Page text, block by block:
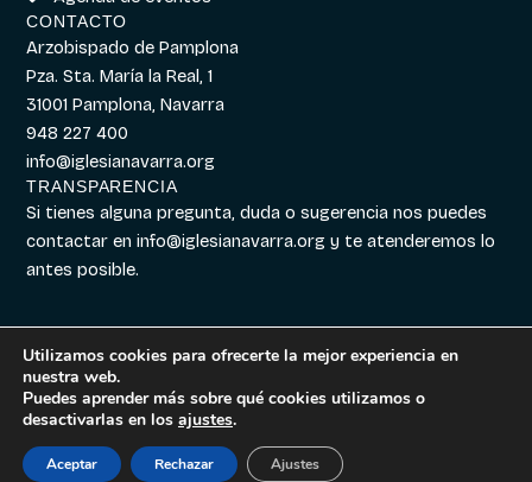
CONTACTO
Arzobispado de Pamplona
Pza. Sta. María la Real, 1
31001 Pamplona, Navarra
948 227 400
info@iglesianavarra.org
TRANSPARENCIA
Si tienes alguna pregunta, duda o sugerencia nos puedes
contactar eninfo@iglesianavarra.org y te atenderemos lo
antes posible.
Aviso legal|
Cookies|Política de
Utilizamos cookies para ofrecerte la mejor experiencia en
nuestra web.
Puedes aprender más sobre qué cookies utilizamos o
desactivarlas en los ajustes.
Aceptar Rechazar Ajustes